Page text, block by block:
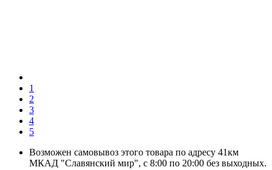
1
2
3
4
5
Возможен самовывоз этого товара по адресу 41км
МКАД "Славянский мир", с 8:00 по 20:00 без выходных.